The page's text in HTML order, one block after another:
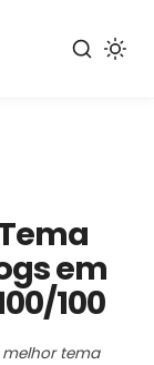
em
100
tema